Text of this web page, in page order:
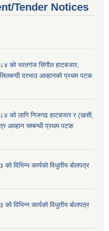
Tender Notices
को भरतगंज सिंगौल हाटबजार,
दरभाउ आव्हानको प्रथम पटक
को लागि निजगढ हाटबजार र (खसी,
आव्हान सम्बन्धी प्रथम पटक
विभिन्न कार्यको विधुतीय बोलपत्र
विभिन्न कार्यको विधुतीय बोलपत्र